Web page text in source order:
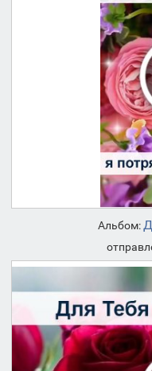
Альбом: